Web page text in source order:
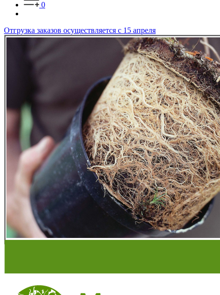
0
Отгрузка заказов осуществляется с 15 апреля